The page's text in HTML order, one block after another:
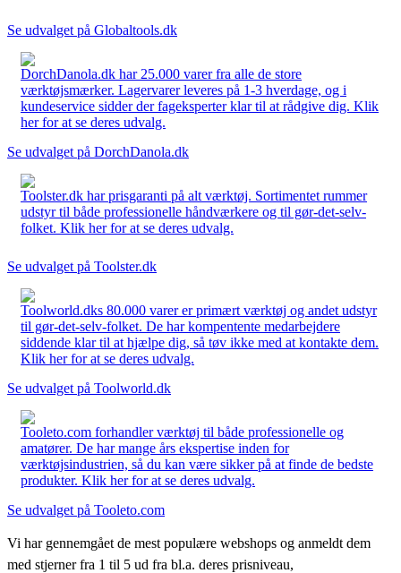
Se udvalget på Globaltools.dk
DorchDanola.dk har 25.000 varer fra alle de store
værktøjsmærker. Lagervarer leveres på 1-3 hverdage, og i
kundeservice sidder der fageksperter klar til at rådgive dig. Klik
her for at se deres udvalg.
Se udvalget på DorchDanola.dk
Toolster.dk har prisgaranti på alt værktøj. Sortimentet rummer
udstyr til både professionelle håndværkere og til gør-det-selv-
folket. Klik her for at se deres udvalg.
Se udvalget på Toolster.dk
Toolworld.dks 80.000 varer er primært værktøj og andet udstyr
til gør-det-selv-folket. De har kompentente medarbejdere
siddende klar til at hjælpe dig, så tøv ikke med at kontakte dem.
Klik her for at se deres udvalg.
Se udvalget på Toolworld.dk
Tooleto.com forhandler værktøj til både professionelle og
amatører. De har mange års ekspertise inden for
værktøjsindustrien, så du kan være sikker på at finde de bedste
produkter. Klik her for at se deres udvalg.
Se udvalget på Tooleto.com
Vi har gennemgået de mest populære webshops og anmeldt dem
med stjerner fra 1 til 5 ud fra bl.a. deres prisniveau,